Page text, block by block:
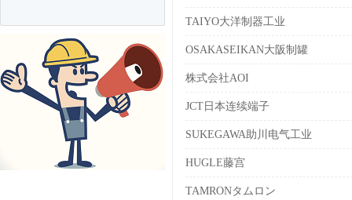
TAIYO大洋制器工业
OSAKASEIKAN大阪制罐
株式会社AOI
JCT日本连续端子
SUKEGAWA助川电气工业
HUGLE藤宫
TAMRONタムロン